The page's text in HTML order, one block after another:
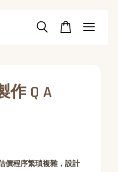
作 Q A
價程序繁瑣複雜，設計